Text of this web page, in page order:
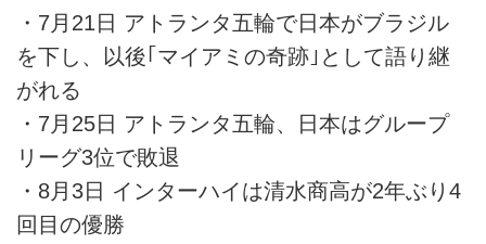
・7月21日 アトランタ五輪で日本がブラジル
を下し、以後｢マイアミの奇跡｣として語り継
がれる
・7月25日 アトランタ五輪、日本はグループ
リーグ3位で敗退
・8月3日 インターハイは清水商高が2年ぶり4
回目の優勝